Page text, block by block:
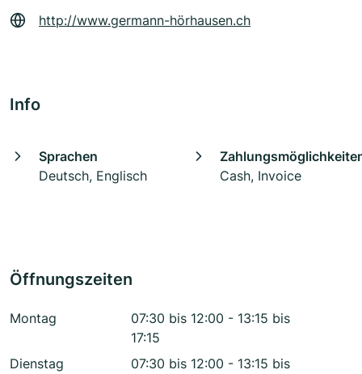
http://www.germann-hörhausen.ch
Info
Sprachen
Deutsch, Englisch
Cash, Invoice
Öffnungszeiten
Montag
07:30 bis 12:00 - 13:15 bis
17:15
Dienstag
07:30 bis 12:00 - 13:15 bis